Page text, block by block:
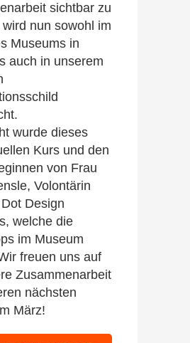
sichtbar zu
nun sowohl im
Museums in
auch in unserem
wurde dieses
Kurs und den
von Frau
Volontärin
Design
welche die
im Museum
freuen uns auf
Zusammenarbeit
nächsten
März!